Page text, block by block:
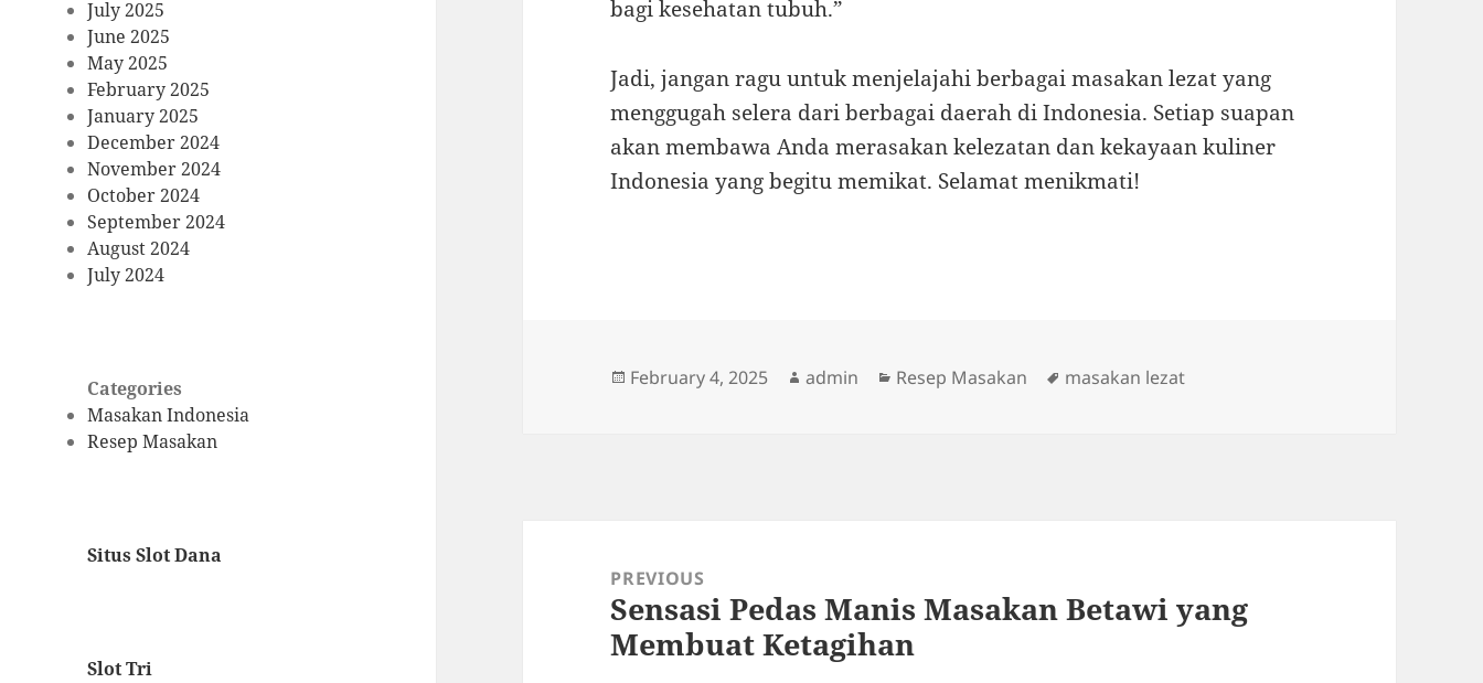
July 2025
June 2025
May 2025
February 2025
January 2025
December 2024
November 2024
October 2024
September 2024
August 2024
July 2024
Categories
Masakan Indonesia
Resep Masakan
Situs Slot Dana
Slot Tri
bagi kesehatan tubuh.”
Jadi, jangan ragu untuk menjelajahi berbagai masakan lezat yang
menggugah selera dari berbagai daerah di Indonesia. Setiap suapan
akan membawa Anda merasakan kelezatan dan kekayaan kuliner
Indonesia yang begitu memikat. Selamat menikmati!
Posted
February 4, 2025 Author
admin Categories
Resep Masakan Tags
masakan lezat
navigationPREVIOUS
Previous
post:
Sensasi Pedas Manis Masakan Betawi yang
Membuat Ketagihan